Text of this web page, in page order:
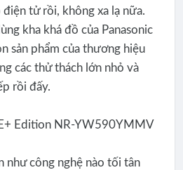
tử rồi, không xa lạ nữa.
kha khá đồ của Panasonic
sản phẩm của thương hiệu
các thử thách lớn nhỏ và
rồi đấy.
Edition NR-YW590YMMV
như công nghệ nào tối tân